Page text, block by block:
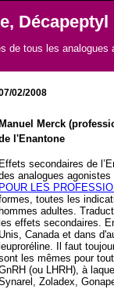
Décapeptyl
de tous les
02/2008
Manuel Merck
l'Enantone
Effets secondaires de
analogues
POUR LES
toutes les
hommes adultes.
les effets secondaires.
Unis, Canada et dans
leuproréline. Il faut
les mêmes pour
(ou LHRH), à
Zoladex,